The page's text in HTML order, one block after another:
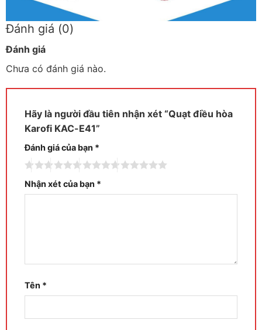
Đánh giá (0)
Đánh giá
Chưa có đánh giá nào.
Hãy là người đầu tiên nhận xét “Quạt điều hòa
Karofi KAC-E41”
Đánh giá của bạn *
Nhận xét của bạn *
Tên *